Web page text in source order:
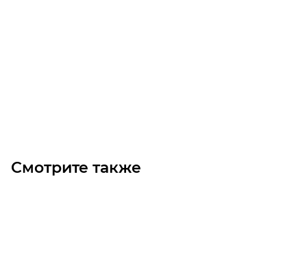
Смотрите также